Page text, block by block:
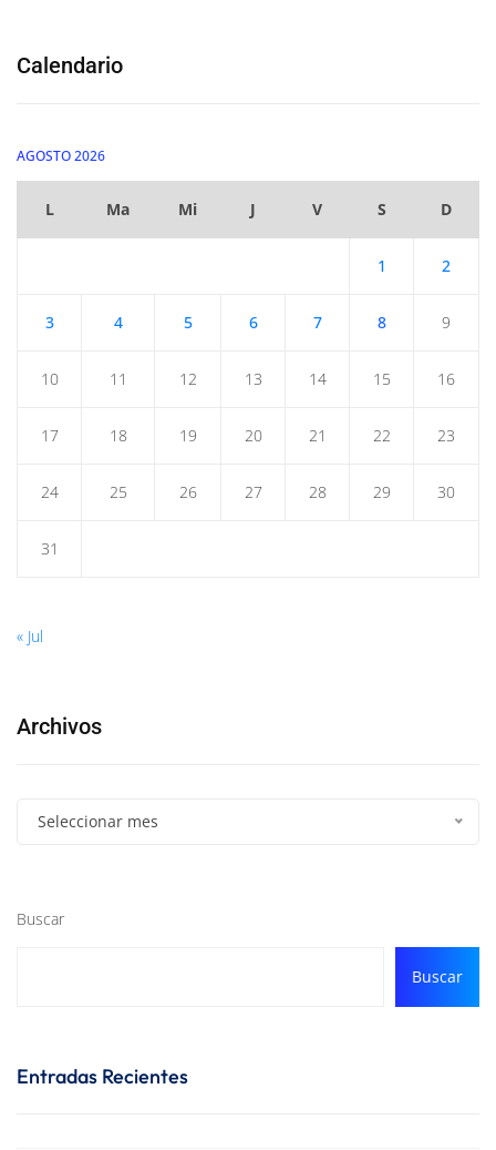
Calendario
AGOSTO 2026
L Ma Mi J V S D
1 2
3 4 5 6 7 8 9
10 11 12 13 14 15 16
17 18 19 20 21 22 23
24 25 26 27 28 29 30
31
« Jul
Archivos
Seleccionar mes
Buscar
Buscar
Entradas Recientes